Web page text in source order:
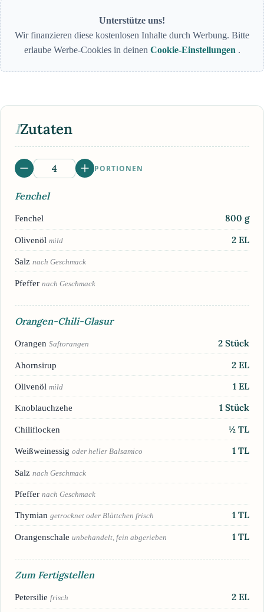
Unterstütze uns!
Wir finanzieren diese kostenlosen Inhalte durch Werbung. Bitte
erlaube Werbe-Cookies in deinen Cookie-Einstellungen .
IZutaten
PORTIONEN
Fenchel
Fenchel 800 g
Olivenöl mild 2 EL
Salz nach Geschmack
Pfeffer nach Geschmack
Orangen-Chili-Glasur
Orangen Saftorangen 2 Stück
Ahornsirup 2 EL
Olivenöl mild 1 EL
Knoblauchzehe 1 Stück
Chiliflocken ½ TL
Weißweinessig oder heller Balsamico 1 TL
Salz nach Geschmack
Pfeffer nach Geschmack
Thymian getrocknet oder Blättchen frisch 1 TL
Orangenschale unbehandelt, fein abgerieben 1 TL
Zum Fertigstellen
Petersilie frisch 2 EL